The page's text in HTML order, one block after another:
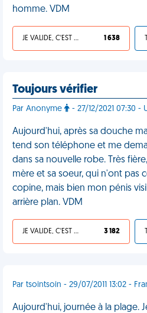
homme. VDM
JE VALIDE, C'EST UNE VDM 1 638
Toujours vérifier
Par Anonyme - 27/12/2021 07:30
Aujourd'hui, après sa douche
tend son téléphone et me
dans sa nouvelle robe. Très
mère et sa soeur, qui n'ont pas
copine, mais bien mon pénis
arrière plan. VDM
JE VALIDE, C'EST UNE VDM 3 182
Par tsointsoin - 29/07/2011 13:02 -
Aujourd'hui, journée à la plage.